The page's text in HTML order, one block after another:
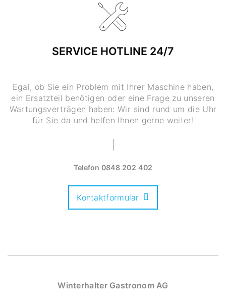
SERVICE HOTLINE 24/7
Egal, ob Sie ein Problem mit Ihrer Maschine haben,
ein Ersatzteil benötigen oder eine Frage zu unseren
Wartungsverträgen haben: Wir sind rund um die Uhr
für Sie da und helfen Ihnen gerne weiter!
Telefon 0848 202 402
Kontaktformular
Winterhalter Gastronom AG